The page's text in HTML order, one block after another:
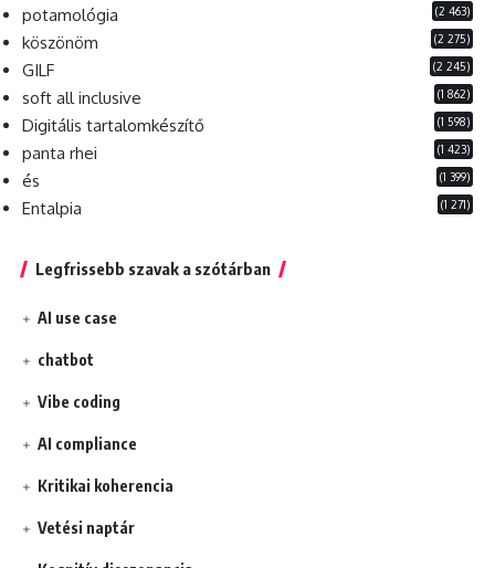
potamológia (2 463)
köszönöm (2 275)
GILF (2 245)
soft all inclusive (1 862)
Digitális tartalomkészítő (1 598)
panta rhei (1 423)
és (1 399)
Entalpia (1 271)
Legfrissebb szavak a szótárban
AI use case
chatbot
Vibe coding
AI compliance
Kritikai koherencia
Vetési naptár